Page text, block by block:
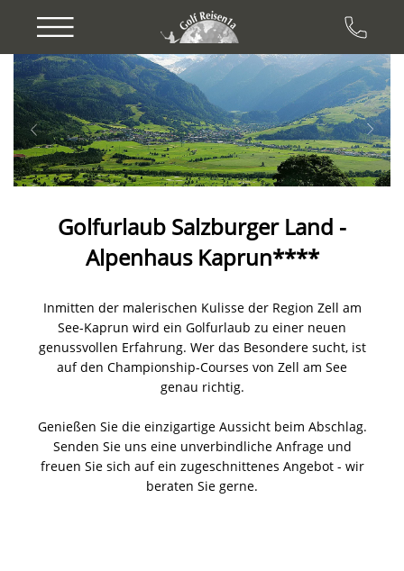
Previous Next
Golfurlaub Salzburger Land -
Alpenhaus Kaprun****
Inmitten der malerischen Kulisse der Region Zell am
See-Kaprun wird ein Golfurlaub zu einer neuen
genussvollen Erfahrung. Wer das Besondere sucht, ist
auf den Championship-Courses von Zell am See
genau richtig.
Genießen Sie die einzigartige Aussicht beim Abschlag.
Senden Sie uns eine unverbindliche Anfrage und
freuen Sie sich auf ein zugeschnittenes Angebot - wir
beraten Sie gerne.